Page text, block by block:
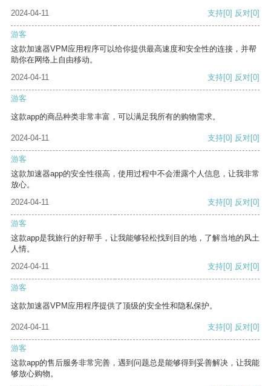
2024-04-11 支持[0] 反对[0]
游客
这款加速器VPM应用程序可以给你提供最高速度和安全性的连接，并帮
助你在网络上自由移动。
2024-04-11
支持[0] 反对[0]
游客
这款app的商品种类非常丰富，可以满足我所有的购物需求。
2024-04-11 支持[0] 反对[0]
游客
这款加速器app的安全性很高，使用过程中不会泄露个人信息，让我非常
放心。
2024-04-11
支持[0] 反对[0]
游客
这款app是我旅行的好帮手，让我能够轻松找到目的地，了解当地的风土
人情。
2024-04-11
支持[0] 反对[0]
游客
这款加速器VPM应用程序提供了顶级的安全性和隐私保护。
2024-04-11 支持[0] 反对[0]
游客
这款app的售后服务非常完善，遇到问题总是能够得到妥善解决，让我能
够放心购物。